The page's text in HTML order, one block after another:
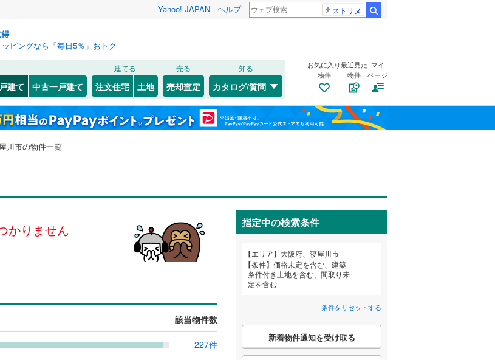
Yahoo! JAPAN ヘルプ ストリヌ
ピングなら「毎日5％」おトク
建て 中古一戸建て
建てる
注文住宅 土地
売る
売却査定
知る
カタログ/質問
お気に入り
物件
最近見た
物件
マイ
ページ
川市の物件一覧
かりません
該当物件数
227件
指定中の検索条件
エリア
大阪府、寝屋川市
条件
価格未定を含む、建築
条件付き土地を含む、間取り未
定を含む
条件をリセットする
こ
検
新着物件通知を受け取る
宮城 秋田 山形 福島
埼玉
奈良
愛媛 高知
長崎 熊本 大分 鹿児島 沖縄
福島区(3) 此花区(6)
東淀川区(11) 旭区(8)
城東区(12) 鶴見区(1)
生野区(4)
平野区(43)
中区(45)
北区(11)
石津中町(4) 石津東町(2)
春日町(4) 萱島信和町(1)
末広町(5) 田井町(1)
豊里町(1)
三井が丘(3)
若葉町(3
(0) 関西本線（JR西日本） (0) 大阪環状線(
福知山線(0) 片町線(0)
関西空港線 (0) 東西線(0)
線
OsakaMetro四つ橋線(0) OsakaMetro中央線(0)
OsakaMetro堺筋線
近鉄信貴線(0)
近鉄道明寺線(0)
近鉄西信貴ケーブル(0)
阪急京都本線(0)
阪急神戸本線(0) 阪急宝塚本線(0)
オール電化（0） トイレ２か所（0）
ビルトインガレージ（0） 太陽光発電システム（0）
ホン
たり
南道路（0）
畳以上
工法関連
検索条件を保存しました
件の新着物件通知は、 マイページから設定できます。
、寝屋川市、価格未定を含む、建築条件付き土地
を含む、間取り未定を含む
マイページ